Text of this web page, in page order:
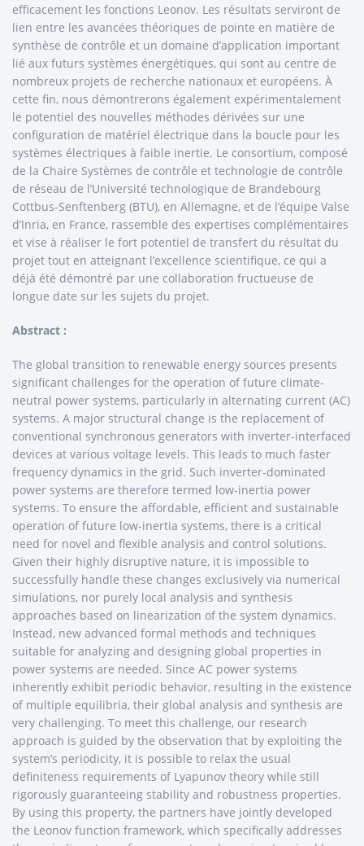
efficacement les fonctions Leonov. Les résultats serviront de
lien entre les avancées théoriques de pointe en matière de
synthèse de contrôle et un domaine d’application important
lié aux futurs systèmes énergétiques, qui sont au centre de
nombreux projets de recherche nationaux et européens. À
cette fin, nous démontrerons également expérimentalement
le potentiel des nouvelles méthodes dérivées sur une
configuration de matériel électrique dans la boucle pour les
systèmes électriques à faible inertie. Le consortium, composé
de la Chaire Systèmes de contrôle et technologie de contrôle
de réseau de l’Université technologique de Brandebourg
Cottbus-Senftenberg (BTU), en Allemagne, et de l’équipe Valse
d’Inria, en France, rassemble des expertises complémentaires
et vise à réaliser le fort potentiel de transfert du résultat du
projet tout en atteignant l’excellence scientifique, ce qui a
déjà été démontré par une collaboration fructueuse de
longue date sur les sujets du projet.
Abstract :
The global transition to renewable energy sources presents
significant challenges for the operation of future climate-
neutral power systems, particularly in alternating current (AC)
systems. A major structural change is the replacement of
conventional synchronous generators with inverter-interfaced
devices at various voltage levels. This leads to much faster
frequency dynamics in the grid. Such inverter-dominated
power systems are therefore termed low-inertia power
systems. To ensure the affordable, efficient and sustainable
operation of future low-inertia systems, there is a critical
need for novel and flexible analysis and control solutions.
Given their highly disruptive nature, it is impossible to
successfully handle these changes exclusively via numerical
simulations, nor purely local analysis and synthesis
approaches based on linearization of the system dynamics.
Instead, new advanced formal methods and techniques
suitable for analyzing and designing global properties in
power systems are needed. Since AC power systems
inherently exhibit periodic behavior, resulting in the existence
of multiple equilibria, their global analysis and synthesis are
very challenging. To meet this challenge, our research
approach is guided by the observation that by exploiting the
system’s periodicity, it is possible to relax the usual
definiteness requirements of Lyapunov theory while still
rigorously guaranteeing stability and robustness properties.
By using this property, the partners have jointly developed
the Leonov function framework, which specifically addresses